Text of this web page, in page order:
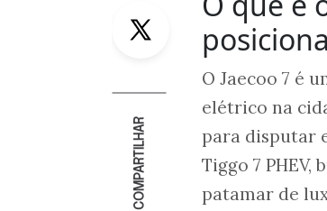
Twitter
COMPARTILHAR
O Jaecoo 7 é
elétrico na
para disputar
Tiggo 7
patamar de